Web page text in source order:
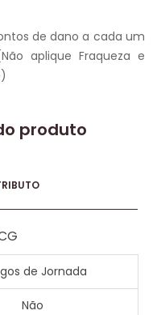
de dano a cada um
aplique Fraqueza e
produto
de Jornada
Não